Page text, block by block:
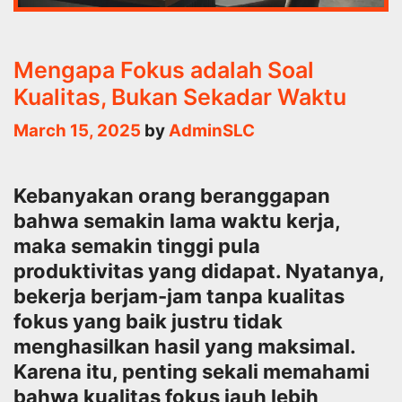
Mengapa Fokus adalah Soal
Kualitas, Bukan Sekadar Waktu
March 15, 2025 byAdminSLC
Kebanyakan orang beranggapan
bahwa semakin lama waktu kerja,
maka semakin tinggi pula
produktivitas yang didapat. Nyatanya,
bekerja berjam-jam tanpa kualitas
fokus yang baik justru tidak
menghasilkan hasil yang maksimal.
Karena itu, penting sekali memahami
bahwa kualitas fokus jauh lebih